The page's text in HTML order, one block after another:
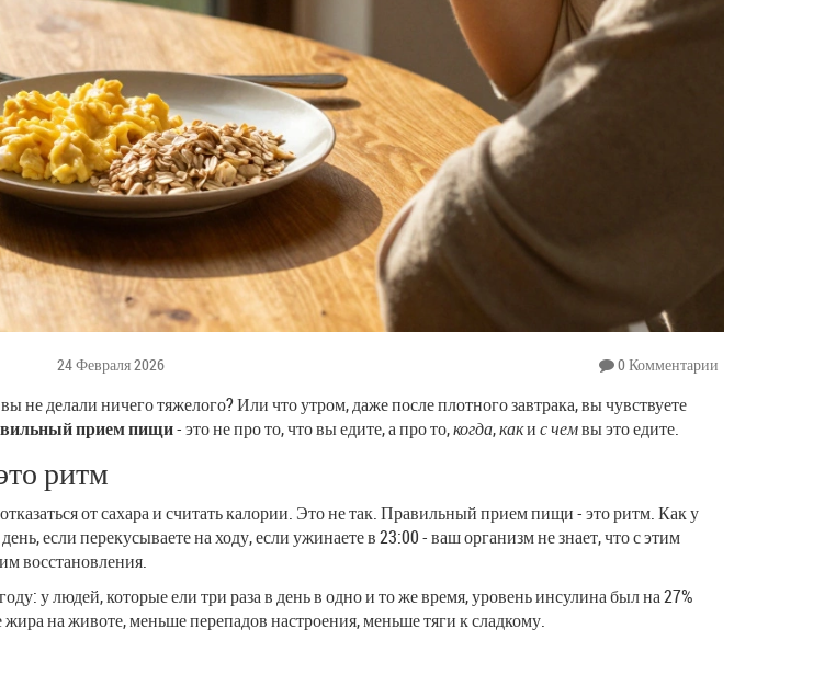
24 Февраля 2026 0 Комментарии
не делали ничего тяжелого? Или что утром, даже после плотного завтрака, вы чувствуете
прием пищи- это не про то, что вы едите, а про то,когда,какис чемвы это едите.
ритм
от сахара и считать калории. Это не так. Правильный прием пищи - это ритм. Как у
если перекусываете на ходу, если ужинаете в 23:00 - ваш организм не знает, что с этим
восстановления.
у людей, которые ели три раза в день в одно и то же время, уровень инсулина был на 27%
на животе, меньше перепадов настроения, меньше тяги к сладкому.